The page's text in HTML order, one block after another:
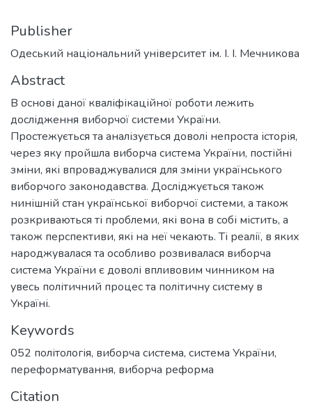
Publisher
Одеський національний університет ім. І. І. Мечникова
Abstract
В основі даної кваліфікаційної роботи лежить
дослідження виборчої системи України.
Простежується та аналізується доволі непроста історія,
через яку пройшла виборча система України, постійні
зміни, які впроваджувалися для зміни українського
виборчого законодавства. Досліджується також
нинішній стан української виборчої системи, а також
розкриваються ті проблеми, які вона в собі містить, а
також перспективи, які на неї чекають. Ті реалії, в яких
народжувалася та особливо розвивалася виборча
система України є доволі впливовим чинником на
увесь політичний процес та політичну систему в
Україні.
Keywords
052 політологія, виборча система, система України,
переформатування, виборча реформа
Citation